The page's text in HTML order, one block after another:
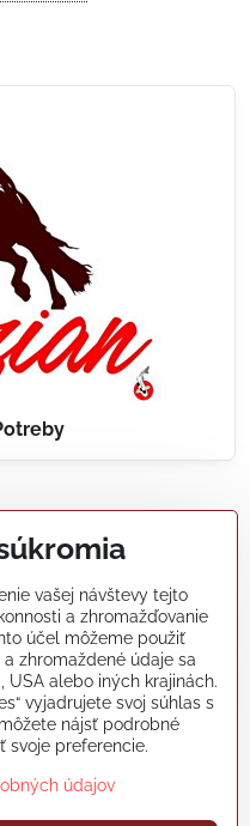
fontán,
vašej návštevy tejto
a zhromažďovanie
účel môžeme použiť
zhromaždené údaje sa
USA alebo iných krajinách.
vyjadrujete svoj súhlas s
nájsť podrobné
svoje preferencie.
údajov